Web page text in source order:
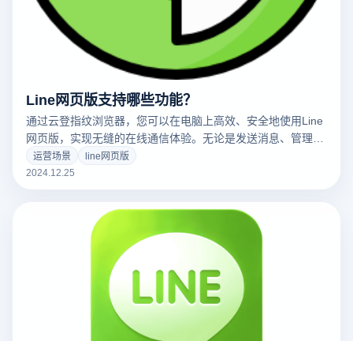
Line网页版支持哪些功能？
通过云登指纹浏览器，您可以在电脑上高效、安全地使用Line
网页版，实现无缝的在线通信体验。无论是发送消息、管理群
聊还是进行语音视频通话，Line网页版都为用户提供了丰富的
功能，确保您能够轻松管理所有聊天和通信需求。以下是Line
运营场景
line网页版
2024.12.25